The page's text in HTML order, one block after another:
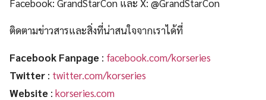
Facebook: GrandStarCon และ X: @GrandStarCon
ติดตามข่าวสารและสิ่งที่น่าสนใจจากเราได้ที่
Facebook Fanpage : facebook.com/korseries
Twitter : twitter.com/korseries
Website : korseries.com